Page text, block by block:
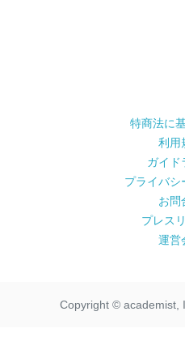
特商法に
利用
ガイド
プライバシ
お問
プレス
運営
Copyright © academist,